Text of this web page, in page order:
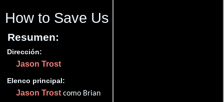
How to Save Us
Resumen:
Dirección:
Jason Trost
Elenco principal:
Jason Trostcomo Brian